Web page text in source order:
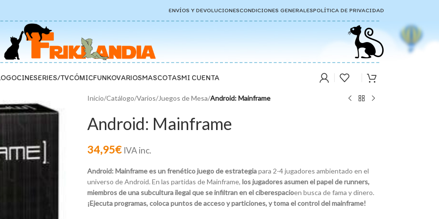
ENVÍOS Y DEVOLUCIONESCONDICIONES GENERALESPOLÍTICA DE PRIVACIDAD
CINESERIES/TVCÓMICFUNKOVARIOSMASCOTASMI CUENTA
Inicio/Catálogo/Varios/Juegos de Mesa/Android: Mainframe
Android: Mainframe
34,95€ IVA inc.
Android: Mainframees un frenético juego de estrategiapara 2-4 jugadores ambientado en el
universo de Android. En las partidas de Mainframe, los jugadores asumen el papel de runners,
miembros de una subcultura ilegal que se infiltran en el ciberespacioen busca de fama y dinero.
¡Ejecuta programas, coloca puntos de acceso y particiones, y toma el control del mainframe!